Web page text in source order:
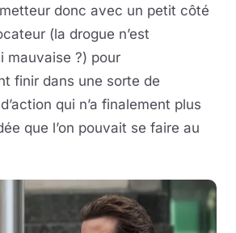
donc avec un petit côté
(la drogue n’est
mauvaise ?) pour
finir dans une sorte de
qui n’a finalement plus
que l’on pouvait se faire au